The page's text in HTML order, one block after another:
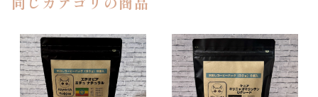
同じカテゴリの商品